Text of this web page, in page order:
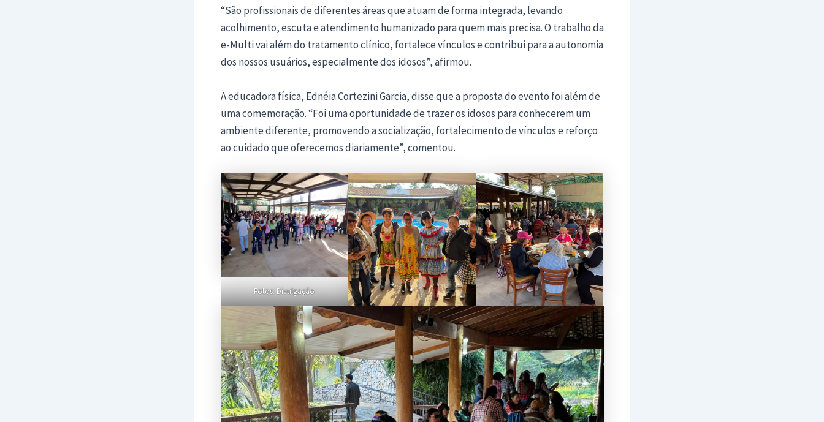
“São profissionais de diferentes áreas que atuam de forma integrada, levando
acolhimento, escuta e atendimento humanizado para quem mais precisa. O trabalho da
e-Multi vai além do tratamento clínico, fortalece vínculos e contribui para a autonomia
dos nossos usuários, especialmente dos idosos”, afirmou.
A educadora física, Ednéia Cortezini Garcia, disse que a proposta do evento foi além de
uma comemoração. “Foi uma oportunidade de trazer os idosos para conhecerem um
ambiente diferente, promovendo a socialização, fortalecimento de vínculos e reforço
ao cuidado que oferecemos diariamente”, comentou.
Fotos: Divulgação